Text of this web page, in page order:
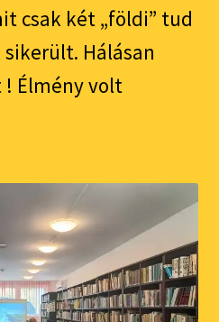
csak két „földi” tud
Hálásan
Élmény volt